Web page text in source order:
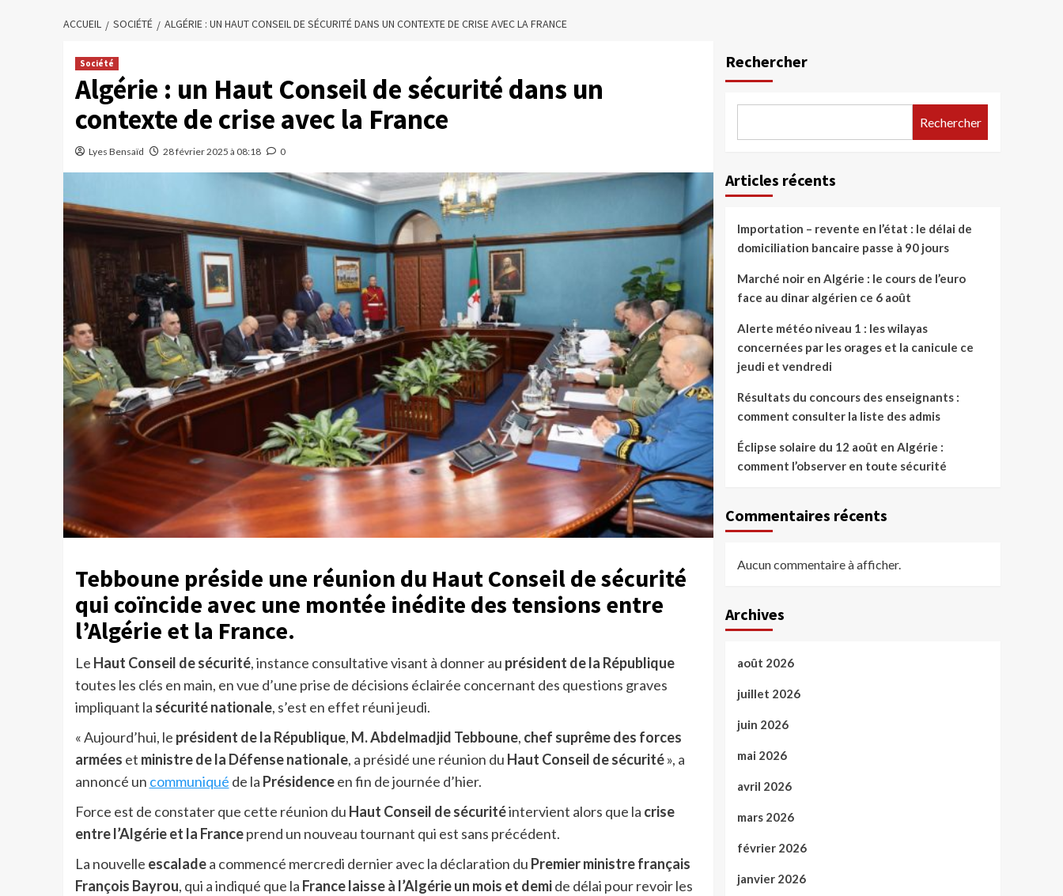
ACCUEIL SOCIÉTÉ ALGÉRIE : UN HAUT CONSEIL DE SÉCURITÉ DANS UN CONTEXTE DE CRISE AVEC LA FRANCE
Société
Algérie : un Haut Conseil de sécurité dans un
contexte de crise avec la France
Lyes Bensaïd 28 février 2025 à 08:18 0
Tebboune préside une réunion du Haut Conseil de sécurité
qui coïncide avec une montée inédite des tensions entre
l’Algérie et la France.
Le Haut Conseil de sécurité, instance consultative visant à donner au président de la République
toutes les clés en main, en vue d’une prise de décisions éclairée concernant des questions graves
impliquant la sécurité nationale, s’est en effet réuni jeudi.
« Aujourd’hui, le président de la République, M. Abdelmadjid Tebboune, chef suprême des forces
armées et ministre de la Défense nationale, a présidé une réunion du Haut Conseil de sécurité», a
annoncé un communiqué de la Présidenceen fin de journée d’hier.
Force est de constater que cette réunion du Haut Conseil de sécuritéintervient alors que la crise
entre l’Algérie et la Franceprend un nouveau tournant qui est sans précédent.
La nouvelle escaladea commencé mercredi dernier avec la déclaration du Premier ministre français
François Bayrou, qui a indiqué que la France laisse à l’Algérie un mois et demide délai pour revoir les
Rechercher
Rechercher
Articles récents
Importation – revente en l’état : le délai de
domiciliation bancaire passe à 90 jours
Marché noir en Algérie : le cours de l’euro
face au dinar algérien ce 6 août
Alerte météo niveau 1 : les wilayas
concernées par les orages et la canicule ce
jeudi et vendredi
Résultats du concours des enseignants :
comment consulter la liste des admis
Éclipse solaire du 12 août en Algérie :
comment l’observer en toute sécurité
Commentaires récents
Aucun commentaire à afficher.
Archives
août 2026
juillet 2026
juin 2026
mai 2026
avril 2026
mars 2026
février 2026
janvier 2026